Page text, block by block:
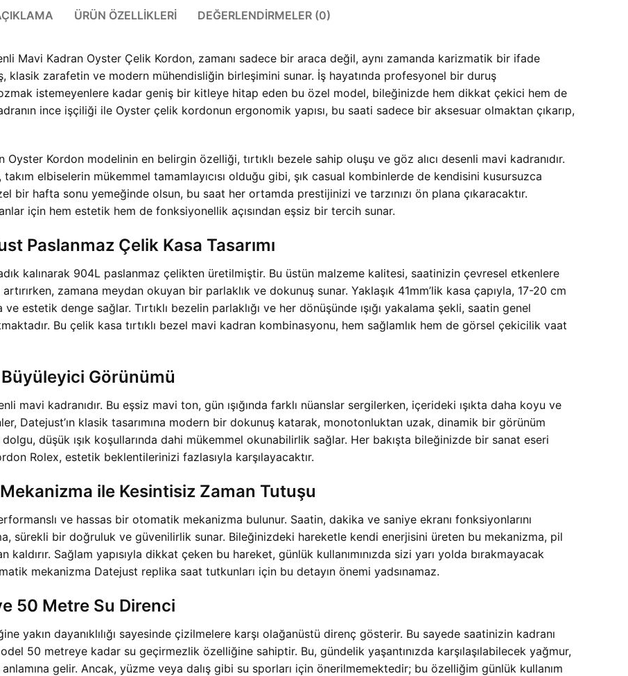
ÜRÜN ÖZELLIKLERI DEĞERLENDIRMELER (0)
Mavi Kadran Oyster Çelik Kordon, zamanı sadece bir araca değil, aynı zamanda karizmatik bir ifade
klasik zarafetin ve modern mühendisliğin birleşimini sunar. İş hayatında profesyonel bir duruş
istemeyenlere kadar geniş bir kitleye hitap eden bu özel model, bileğinizde hem dikkat çekici hem de
ince işçiliği ile Oyster çelik kordonun ergonomik yapısı, bu saati sadece bir aksesuar olmaktan çıkarıp,
Oyster Kordon modelinin en belirgin özelliği, tırtıklı bezele sahip oluşu ve göz alıcı desenli mavi kadranıdır.
elbiselerin mükemmel tamamlayıcısı olduğu gibi, şık casual kombinlerde de kendisini kusursuzca
bir hafta sonu yemeğinde olsun, bu saat her ortamda prestijinizi ve tarzınızı ön plana çıkaracaktır.
için hem estetik hem de fonksiyonellik açısından eşsiz bir tercih sunar.
Paslanmaz Çelik Kasa Tasarımı
kalınarak 904L paslanmaz çelikten üretilmiştir. Bu üstün malzeme kalitesi, saatinizin çevresel etkenlere
artırırken, zamana meydan okuyan bir parlaklık ve dokunuş sunar. Yaklaşık 41mm’lik kasa çapıyla, 17-20 cm
estetik denge sağlar. Tırtıklı bezelin parlaklığı ve her dönüşünde ışığı yakalama şekli, saatin genel
Bu çelik kasa tırtıklı bezel mavi kadran kombinasyonu, hem sağlamlık hem de görsel çekicilik vaat
Görünümü
mavi kadranıdır. Bu eşsiz mavi ton, gün ışığında farklı nüanslar sergilerken, içerideki ışıkta daha koyu ve
Datejust’ın klasik tasarımına modern bir dokunuş katarak, monotonluktan uzak, dinamik bir görünüm
düşük ışık koşullarında dahi mükemmel okunabilirlik sağlar. Her bakışta bileğinizde bir sanat eseri
Rolex, estetik beklentilerinizi fazlasıyla karşılayacaktır.
ile Kesintisiz Zaman Tutuşu
ve hassas bir otomatik mekanizma bulunur. Saatin, dakika ve saniye ekranı fonksiyonlarını
sürekli bir doğruluk ve güvenilirlik sunar. Bileğinizdeki hareketle kendi enerjisini üreten bu mekanizma, pil
Sağlam yapısıyla dikkat çeken bu hareket, günlük kullanımınızda sizi yarı yolda bırakmayacak
mekanizma Datejust replika saat tutkunları için bu detayın önemi yadsınamaz.
50 Metre Su Direnci
yakın dayanıklılığı sayesinde çizilmelere karşı olağanüstü direnç gösterir. Bu sayede saatinizin kadranı
50 metreye kadar su geçirmezlik özelliğine sahiptir. Bu, gündelik yaşantınızda karşılaşılabilecek yağmur,
gelir. Ancak, yüzme veya dalış gibi su sporları için önerilmemektedir; bu özelliğim günlük kullanım